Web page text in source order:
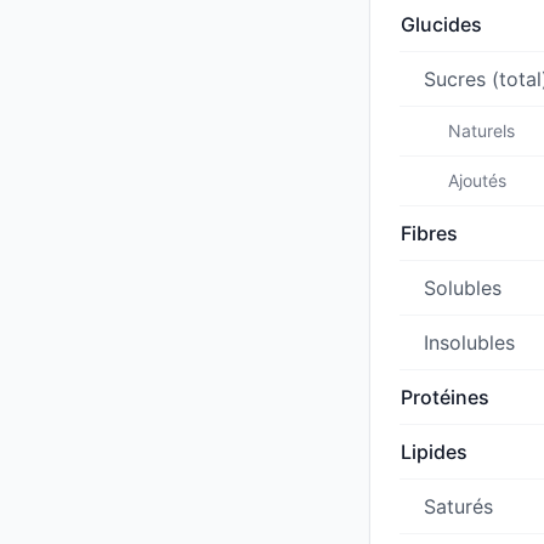
Glucides
Sucres
Naturels
Ajoutés
Fibres
Solubles
Insolubles
Protéines
Lipides
Saturés